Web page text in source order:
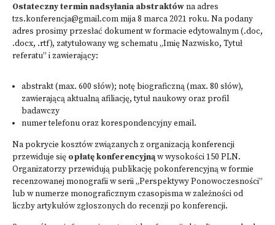
Ostateczny termin nadsyłania abstraktówna adres
tzs.konferencja@gmail.commija 8 marca 2021 roku. Na podany
adres prosimy przesłać dokument w formacie edytowalnym (.doc,
.docx, .rtf), zatytułowany wg schematu „Imię Nazwisko, Tytuł
referatu” i zawierający:
abstrakt (max. 600 słów); notę biograficzną (max. 80 słów),
zawierającą aktualną afiliację, tytuł naukowy oraz profil
badawczy
numer telefonu oraz korespondencyjny email.
Na pokrycie kosztów związanych z organizacją konferencji
przewiduje się opłatę konferencyjnąw wysokości 150 PLN.
Organizatorzy przewidują publikację pokonferencyjną w formie
recenzowanej monografii w serii „Perspektywy Ponowoczesności”
lub w numerze monograficznym czasopisma w zależności od
liczby artykułów zgłoszonych do recenzji po konferencji.